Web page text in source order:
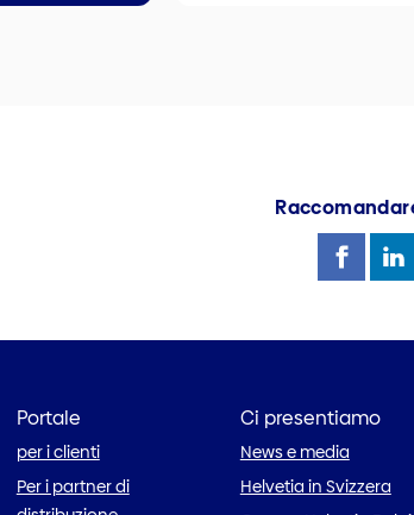
Portale
per i clienti
Per i partner di
Ci presentiamo
News e media
Helvetia in Svizzera